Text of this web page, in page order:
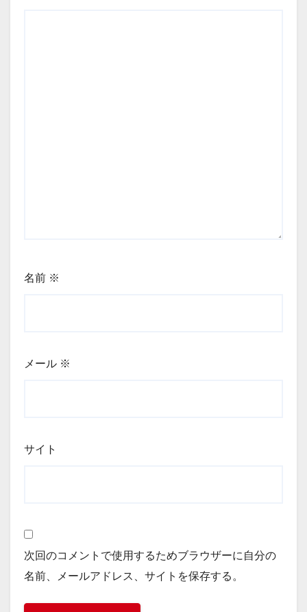
名前 ※
メール ※
サイト
次回のコメントで使用するためブラウザーに自分の
名前、メールアドレス、サイトを保存する。